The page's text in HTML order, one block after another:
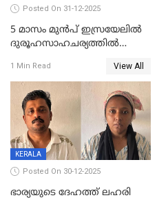
Posted On 31-12-2025
5 മാസം മുൻപ് ഇസ്രയേലിൽ
ദുരൂഹസാഹചര്യത്തിൽ
മലയാളി യുവാവിന്റെ ഭാര്യയും
മരിച്ചു
1 Min Read View All
KERALA
Posted On 30-12-2025
ഭാര്യയുടെ ദേഹത്ത് ലഹരി